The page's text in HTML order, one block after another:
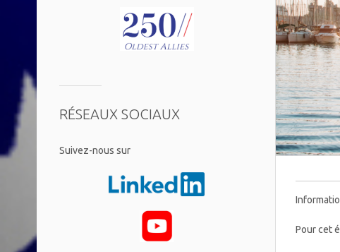
Pour cet
RÉSEAUX SOCIAUX
​Suivez-nous sur